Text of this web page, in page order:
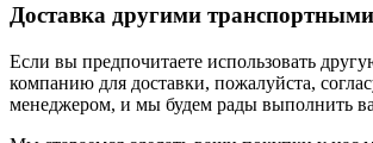
Доставка другими
Если вы предпочитаете использовать
компанию для доставки, пожалуйста,
менеджером, и мы будем рады выполнить